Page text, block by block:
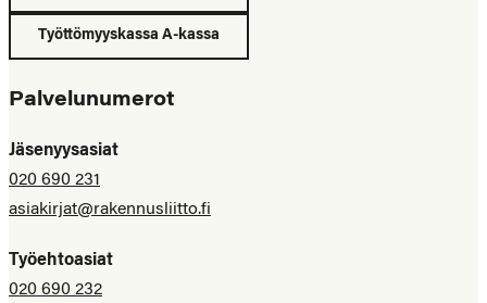
Työttömyyskassa A-kassa
Palvelunumerot
Jäsenyysasiat
020 690 231
asiakirjat@rakennusliitto.fi
Työehtoasiat
020 690 232